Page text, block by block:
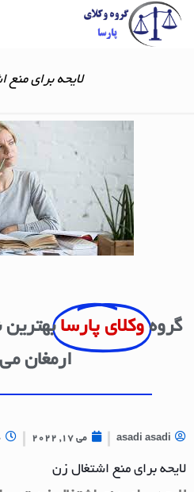
لایحه برای منع
گروه وکلای پارسا بهترین
ارمغان
asadi asadi می 17, 2022
لایحه برای منع اشتغال زن